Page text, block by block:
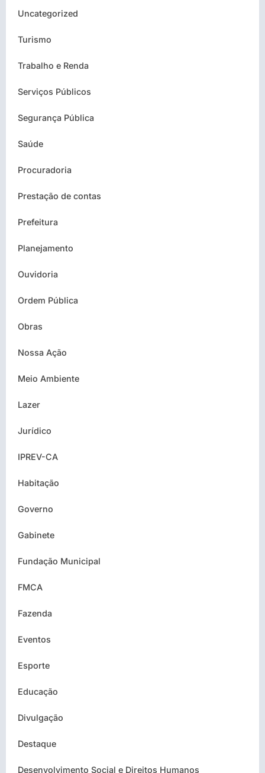
Uncategorized
Turismo
Trabalho e Renda
Serviços Públicos
Segurança Pública
Saúde
Procuradoria
Prestação de contas
Prefeitura
Planejamento
Ouvidoria
Ordem Pública
Obras
Nossa Ação
Meio Ambiente
Lazer
Jurídico
IPREV-CA
Habitação
Governo
Gabinete
Fundação Municipal
FMCA
Fazenda
Eventos
Esporte
Educação
Divulgação
Destaque
Desenvolvimento Social e Direitos Humanos